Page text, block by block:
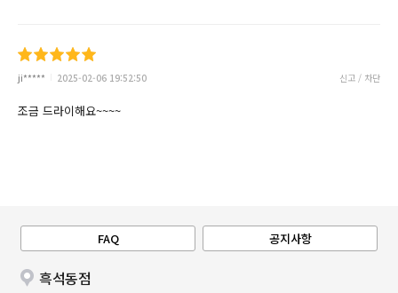
ji***** 2025-02-06 19:52:50 신고 / 차단
조금 드라이해요~~~~
FAQ 공지사항
흑석동점